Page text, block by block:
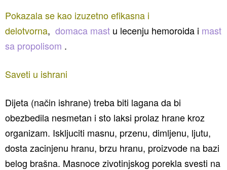
Pokazala se kao izuzetno efikasna i
delotvorna, domaca mast u lecenju hemoroida i mast
sa propolisom .
Saveti u ishrani
Dijeta (način ishrane) treba biti lagana da bi
obezbedila nesmetan i sto laksi prolaz hrane kroz
organizam. Iskljuciti masnu, przenu, dimljenu, ljutu,
dosta zacinjenu hranu, brzu hranu, proizvode na bazi
belog brašna. Masnoce zivotinjskog porekla svesti na